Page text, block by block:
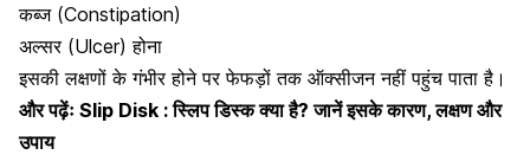
कब्ज (Constipation)
अल्सर (Ulcer) होना
इसकी लक्षणों के गंभीर होने पर फेफड़ों तक ऑक्सीजन नहीं पहुंच पाता है।
और पढ़ेंः Slip Disk : स्लिप डिस्क क्या है? जानें इसके कारण, लक्षण और
उपाय